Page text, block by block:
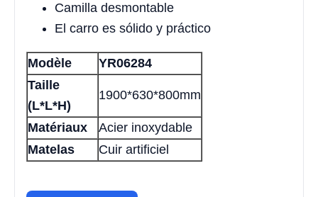
Camilla desmontable
El carro es sólido y práctico
Modèle
YR06284
Taille
(L*L*H)
1900*630*800mm
Matériaux
Acier inoxydable
Matelas
Cuir artificiel